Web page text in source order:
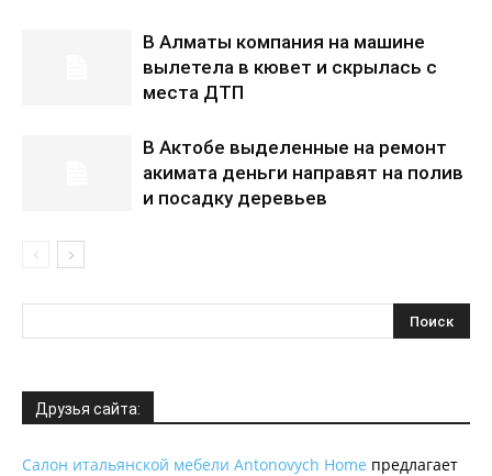
В Алматы компания на машине
вылетела в кювет и скрылась с
места ДТП
В Актобе выделенные на ремонт
акимата деньги направят на полив
и посадку деревьев
Друзья сайта:
Салон итальянской мебели Antonovych Home предлагает